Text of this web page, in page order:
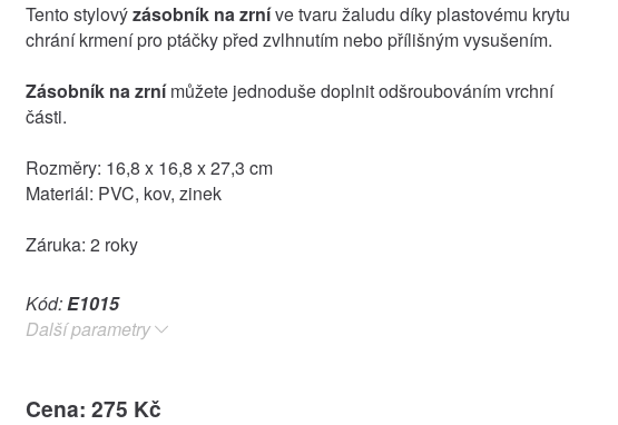
Tento stylovýzásobník na zrníve tvaru žaludu díky plastovému krytu
chrání krmení pro ptáčky před zvlhnutím nebo přílišným vysušením.
Zásobník na zrnímůžete jednoduše doplnit odšroubováním vrchní
části.
Rozměry: 16,8 x 16,8 x 27,3 cm
Materiál: PVC, kov, zinek
Záruka: 2 roky
Kód:E1015
Další parametry
Cena: 275 Kč